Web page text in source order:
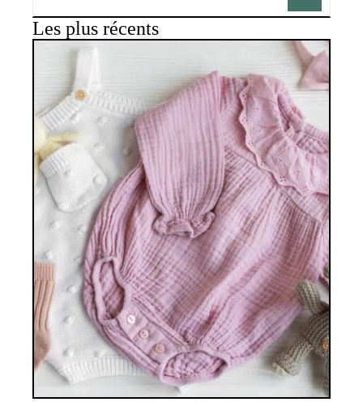
Les plus récents